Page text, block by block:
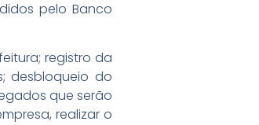
pelo Banco
registro da
desbloqueio do
que serão
realizar o